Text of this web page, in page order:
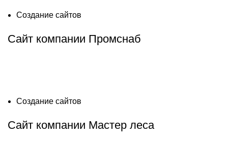
Создание сайтов
Сайт компании Промснаб
Создание сайтов
Сайт компании Мастер леса